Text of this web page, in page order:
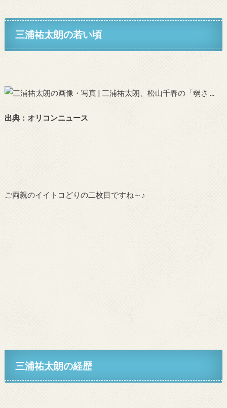
三浦祐太朗の若い頃
出典：オリコンニュース
ご両親のイイトコどりの二枚目ですね～♪
三浦祐太朗の経歴